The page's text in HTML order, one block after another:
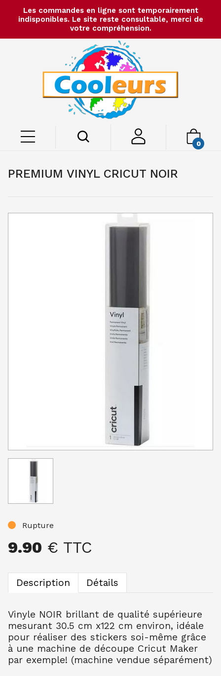
Les commandes en ligne sont temporairement
indisponibles. Le site reste consultable, merci de
votre compréhension.
0
PREMIUM VINYL CRICUT NOIR
Rupture
9.90 € TTC
Description Détails
Vinyle NOIR brillant de qualité supérieure
mesurant 30.5 cm x122 cm environ, idéale
pour réaliser des stickers soi-même grâce
à une machine de découpe Cricut Maker
par exemple! (machine vendue séparément)